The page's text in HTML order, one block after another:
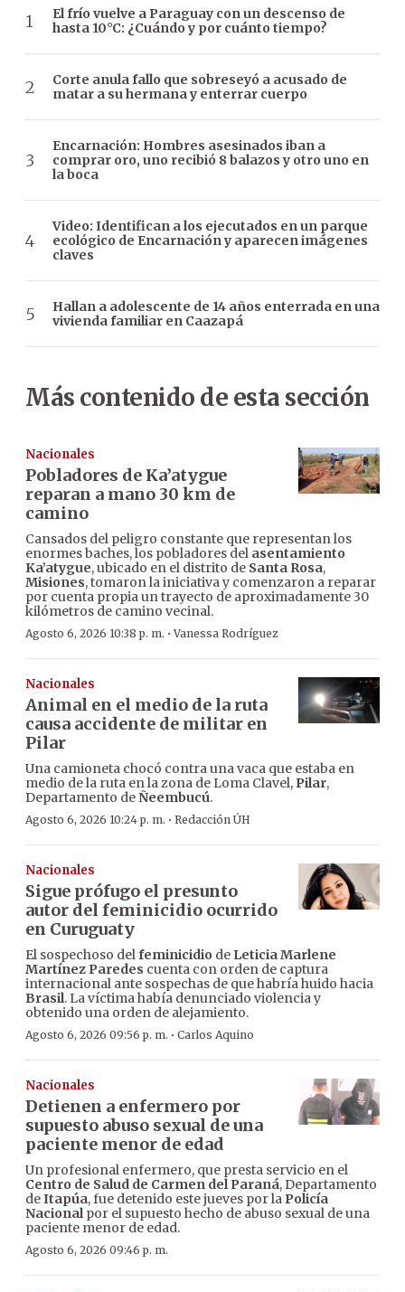
El frío vuelve a Paraguay con un descenso de
hasta 10°C: ¿Cuándo y por cuánto tiempo?
Corte anula fallo que sobreseyó a acusado de
matar a su hermana y enterrar cuerpo
Encarnación: Hombres asesinados iban a
comprar oro, uno recibió 8 balazos y otro uno en
la boca
Video: Identifican a los ejecutados en un parque
ecológico de Encarnación y aparecen imágenes
claves
Hallan a adolescente de 14 años enterrada en una
vivienda familiar en Caazapá
Más contenido de esta sección
Nacionales
Pobladores de Ka’atygue
reparan a mano 30 km de
camino
Cansados del peligro constante que representan los
enormes baches, los pobladores del asentamiento
Ka’atygue, ubicado en el distrito de Santa Rosa,
Misiones, tomaron la iniciativa y comenzaron a reparar
por cuenta propia un trayecto de aproximadamente 30
kilómetros de camino vecinal.
Agosto 6, 2026 10:38 p. m. ·Vanessa Rodríguez
Nacionales
Animal en el medio de la ruta
causa accidente de militar en
Pilar
Una camioneta chocó contra una vaca que estaba en
medio de la ruta en la zona de Loma Clavel, Pilar,
Departamento deÑeembucú.
Agosto 6, 2026 10:24 p. m. · Redacción ÚH
Nacionales
Sigue prófugo el presunto
autor del feminicidio ocurrido
en Curuguaty
El sospechoso delfeminicidio de Leticia Marlene
Martínez Paredes cuenta con orden de captura
internacional ante sospechas de que habría huido hacia
Brasil. La víctima había denunciado violencia y
obtenido una orden de alejamiento.
Agosto 6, 2026 09:56 p. m. · Carlos Aquino
Nacionales
Detienen a enfermero por
supuesto abuso sexual de una
paciente menor de edad
Un profesional enfermero, que presta servicio en el
Centro de Salud de Carmen del Paraná, Departamento
deItapúa, fue detenido este jueves por la Policía
Nacionalpor el supuesto hecho de abuso sexual de una
paciente menor de edad.
Agosto 6, 2026 09:46 p. m.